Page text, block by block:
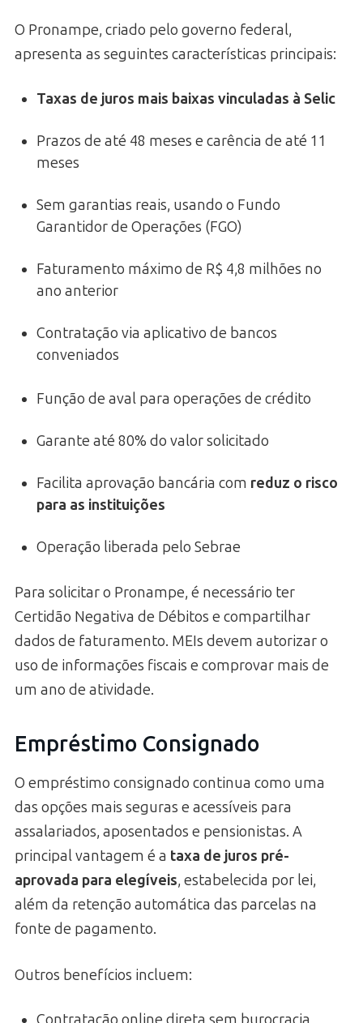
O Pronampe, criado pelo governo federal,
apresenta as seguintes características principais:
Taxas de juros mais baixas vinculadas à Selic
Prazos de até 48 meses e carência de até 11
meses
Sem garantias reais, usando o Fundo
Garantidor de Operações (FGO)
Faturamento máximo de R$ 4,8 milhões no
ano anterior
Contratação via aplicativo de bancos
conveniados
Função de aval para operações de crédito
Garante até 80% do valor solicitado
Facilita aprovação bancária com reduz o risco
para as instituições
Operação liberada pelo Sebrae
Para solicitar o Pronampe, é necessário ter
Certidão Negativa de Débitos e compartilhar
dados de faturamento. MEIs devem autorizar o
uso de informações fiscais e comprovar mais de
um ano de atividade.
Empréstimo Consignado
O empréstimo consignado continua como uma
das opções mais seguras e acessíveis para
assalariados, aposentados e pensionistas. A
principal vantagem é a taxa de juros pré-
aprovada para elegíveis, estabelecida por lei,
além da retenção automática das parcelas na
fonte de pagamento.
Outros benefícios incluem: